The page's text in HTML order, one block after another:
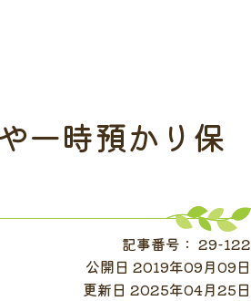
一時預かり保
記事番号： 29-122
公開日 2019年09月09日
更新日 2025年04月25日